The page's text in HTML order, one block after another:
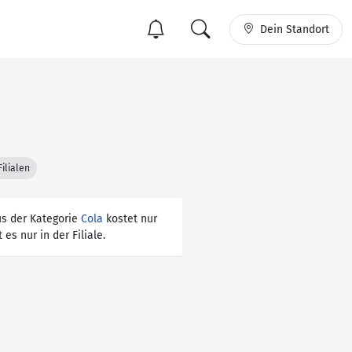
Dein Standort
der Kategorie Cola kostet nur
es nur in der Filiale.